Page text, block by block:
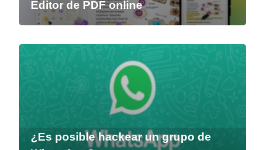
Editor de PDF online
¿Es posible hackear un grupo de